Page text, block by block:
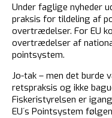
Under faglige nyheder
praksis for tildeling af
overtrædelser. For EU
overtrædelser af
pointsystem.
Jo-tak – men det
retspraksis og ikke
Fiskeristyrelsen er
EU´s Pointsystem